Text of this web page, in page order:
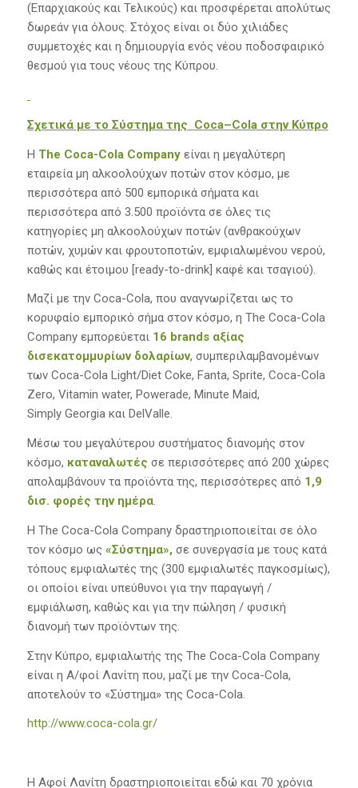
(Επαρχιακούς και Τελικούς) και προσφέρεται απολύτως
δωρεάν για όλους. Στόχος είναι οι δύο χιλιάδες
συμμετοχές και η δημιουργία ενός νέου ποδοσφαιρικό
θεσμού για τους νέους της Κύπρου.
Σχετικά με το Σύστημα της Coca–Colaστην Κύπρο
Η The Coca-Cola Company είναι η μεγαλύτερη
εταιρεία μη αλκοολούχων ποτών στον κόσμο, με
περισσότερα από 500 εμπορικά σήματα και
περισσότερα από 3.500 προϊόντα σε όλες τις
κατηγορίες μη αλκοολούχων ποτών (ανθρακούχων
ποτών, χυμών και φρουτοποτών, εμφιαλωμένου νερού,
καθώς και έτοιμου [ready-to-drink] καφέ και τσαγιού).
Μαζί με την Coca-Cola, που αναγνωρίζεται ως το
κορυφαίο εμπορικό σήμα στον κόσμο, η The Coca-Cola
Company εμπορεύεται 16 brands αξίας
δισεκατομμυρίων δολαρίων, συμπεριλαμβανομένων
των Coca-Cola Light/Diet Coke, Fanta, Sprite, Coca-Cola
Zero, Vitamin water, Powerade, Minute Maid,
Simply Georgia και DelValle.
Μέσω του μεγαλύτερου συστήματος διανομής στον
κόσμο, καταναλωτές σε περισσότερες από 200 χώρες
απολαμβάνουν τα προϊόντα της, περισσότερες από 1,9
δισ. φορές την ημέρα.
Η The Coca-Cola Company δραστηριοποιείται σε όλο
τον κόσμο ως «Σύστημα», σε συνεργασία με τους κατά
τόπους εμφιαλωτές της (300 εμφιαλωτές παγκοσμίως),
οι οποίοι είναι υπεύθυνοι για την παραγωγή /
εμφιάλωση, καθώς και για την πώληση / φυσική
διανομή των προϊόντων της.
Στην Κύπρο, εμφιαλωτής της The Coca-Cola Company
είναι η Α/φοί Λανίτη που, μαζί με την Coca-Cola,
αποτελούν το «Σύστημα» της Coca-Cola.
http://www.coca-cola.gr/
Η Αφοί Λανίτη δραστηριοποιείται εδώ και 70 χρόνια